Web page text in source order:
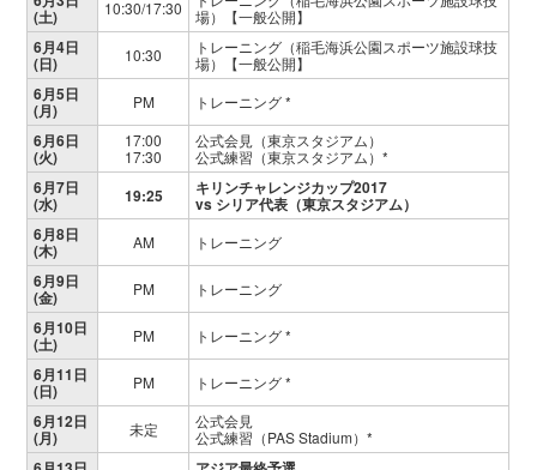
(土) 10:30/17:30
場）【一般公開】
6月4日
(日) 10:30
トレーニング（稲毛海浜公園スポーツ施設球技
場）【一般公開】
6月5日
(月) PM トレーニング *
6月6日
(火)
17:00
17:30
公式会見（東京スタジアム）
公式練習（東京スタジアム）*
6月7日
(水) 19:25 キリンチャレンジカップ2017
vs シリア代表（東京スタジアム）
6月8日
(木) AM トレーニング
6月9日
(金) PM トレーニング
6月10日
(土) PM トレーニング *
6月11日
(日) PM トレーニング *
6月12日
(月) 未定
公式会見
公式練習（PAS Stadium）*